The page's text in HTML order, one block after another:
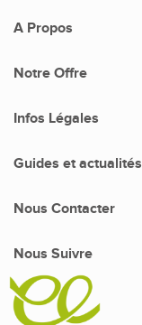
A Propos
Notre Offre
Nous Contacter
Nous Suivre
Infos Légales
Guides et actualités